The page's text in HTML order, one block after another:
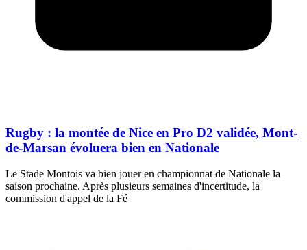
Rugby : la montée de Nice en Pro D2 validée, Mont-
de-Marsan évoluera bien en Nationale
Le Stade Montois va bien jouer en championnat de Nationale la
saison prochaine. Après plusieurs semaines d'incertitude, la
commission d'appel de la Fé